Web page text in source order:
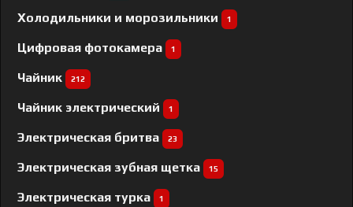
Холодильники и морозильники 1
Цифровая фотокамера 1
Чайник 212
Чайник электрический 1
Электрическая бритва 23
Электрическая зубная щетка 15
Электрическая турка 1